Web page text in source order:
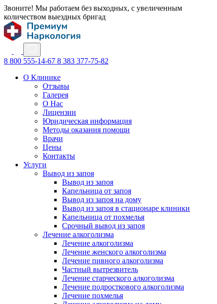
Звоните! Мы работаем без выходных, с увеличенным
количеством выездных бригад
8 800 555-14-67 8 383 377-75-82
О Клинике
Отзывы
Галерея
О Нас
Лицензии
Юридическая информация
Методы оказания помощи
Врачи
Цены
Контакты
Услуги
Вывод из запоя
Вывод из запоя
Капельница от запоя
Вывод из запоя на дому
Вывод из запоя в стационаре клиники
Капельница от похмелья
Срочный вывод из запоя
Лечение алкоголизма
Лечение алкоголизма
Лечение женского алкоголизма
Лечение пивного алкоголизма
Частный вытрезвитель
Лечение старческого алкоголизма
Лечение подросткового алкоголизма
Лечение похмелья